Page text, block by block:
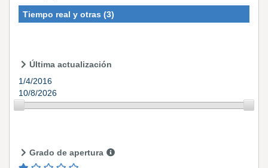
Tiempo real y otras (3)
Última actualización
1/4/2016
10/8/2026
Grado de apertura